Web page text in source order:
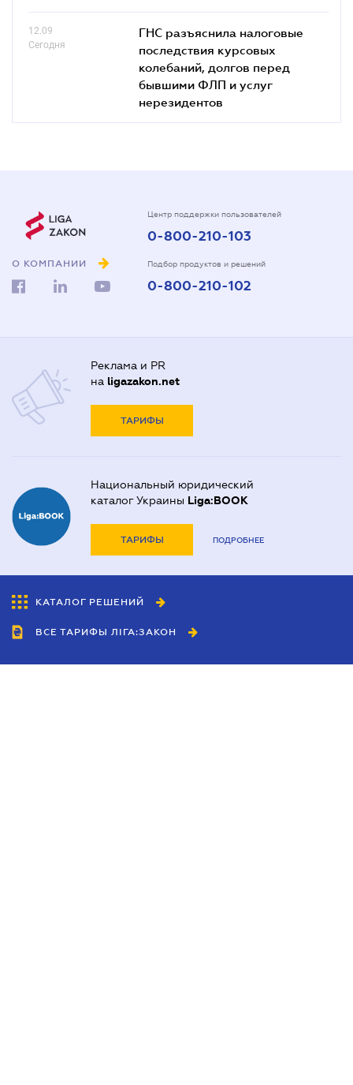
12.09
Сегодня
ГНС разъяснила налоговые
последствия курсовых
колебаний, долгов перед
бывшими ФЛП и услуг
нерезидентов
О КОМПАНИИ
Центр поддержки пользователей
0-800-210-103
Подбор продуктов и решений
0-800-210-102
Реклама и PR
на ligazakon.net
ТАРИФЫ
Национальный юридический
каталог Украины Liga:BOOK
ТАРИФЫ ПОДРОБНЕЕ
КАТАЛОГ РЕШЕНИЙ
ВСЕ ТАРИФЫ ЛІГА:ЗАКОН